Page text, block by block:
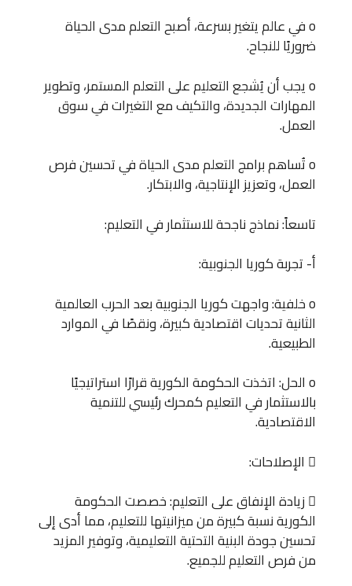
o في عالم يتغير بسرعة، أصبح التعلم مدى الحياة
ضروريًا للنجاح.
o يجب أن يُشجع التعليم على التعلم المستمر، وتطوير
المهارات الجديدة، والتكيف مع التغيرات في سوق
العمل.
o تُساهم برامج التعلم مدى الحياة في تحسين فرص
العمل، وتعزيز الإنتاجية، والابتكار.
تاسعاً: نماذج ناجحة للاستثمار في التعليم:
أ‌- تجربة كوريا الجنوبية:
o خلفية: واجهت كوريا الجنوبية بعد الحرب العالمية
الثانية تحديات اقتصادية كبيرة، ونقصًا في الموارد
الطبيعية.
o الحل: اتخذت الحكومة الكورية قرارًا استراتيجيًا
بالاستثمار في التعليم كمحرك رئيسي للتنمية
الاقتصادية.
 الإصلاحات:
 زيادة الإنفاق على التعليم: خصصت الحكومة
الكورية نسبة كبيرة من ميزانيتها للتعليم، مما أدى إلى
تحسين جودة البنية التحتية التعليمية، وتوفير المزيد
من فرص التعليم للجميع.